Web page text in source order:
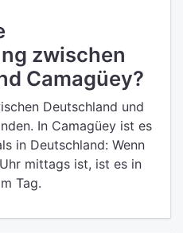
zwischen
Camagüey?
Deutschland und
In Camagüey ist es
in Deutschland: Wenn
mittags ist, ist es in
Tag.